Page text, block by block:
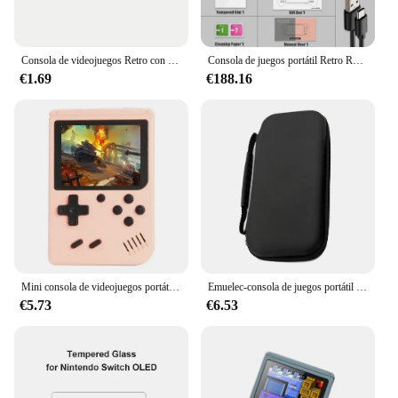
Consola de videojuegos Retro con pantalla LCD de 2,4 pulgadas, consola de juegos portátil integrada de 400 pulgadas, regalo de Navidad
€1.69
Consola de juegos portátil Retro RG556, Android 13, Pantalla AMOLED de 5,48 pulgadas, 5500mAh, WIFI, BT5.0, Bluetooth inalámbrico, reproductor de vídeo Retro
€188.16
Mini consola de videojuegos portátil Retro para niños, reproductor de juegos de 8 bits, pantalla LCD a Color de 3,0 pulgadas, 500 juegos integrados
€5.73
Emuelec-consola de juegos portátil M17, emulador de pantalla LCD de 4,3 pulgadas, reproductor de videojuegos Retro portátil, más de 20000 juegos clásicos integrados
€6.53